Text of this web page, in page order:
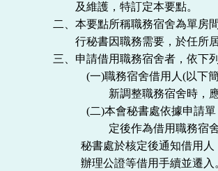
及維護，特訂定本要點。
二、本要點所稱職務宿舍為單房
行秘書因職務需要，於任所
三、申請借用職務宿舍者，依下
(一)職務宿舍借用人(以下
新調整職務宿舍時，
(二)本會秘書處依據申請
定後作為借用職務宿
秘書處於核定後通知借用
辦理公證等借用手續並遷入